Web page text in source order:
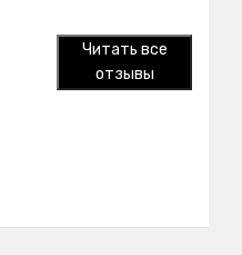
Читать все
отзывы